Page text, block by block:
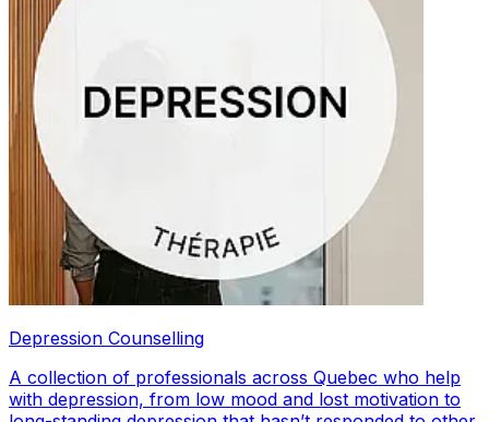
Depression Counselling
A collection of professionals across Quebec who help
with depression, from low mood and lost motivation to